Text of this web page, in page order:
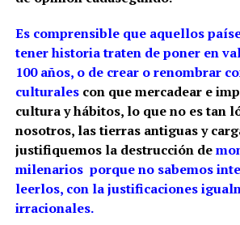
Es comprensible que aquellos
tener historia traten de poner en
100 años, o de crear o renombrar
culturalescon que mercadear e
cultura y hábitos, lo que no es tan
nosotros, las tierras antiguas y
justifiquemos la destrucción de
milenarios porque no sabemos
leerlos, con la justificaciones
irracionales.